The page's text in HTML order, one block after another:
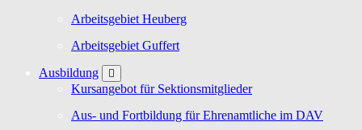
Arbeitsgebiet Heuberg
Arbeitsgebiet Guffert
Ausbildung
Kursangebot für Sektionsmitglieder
Aus- und Fortbildung für Ehrenamtliche im DAV